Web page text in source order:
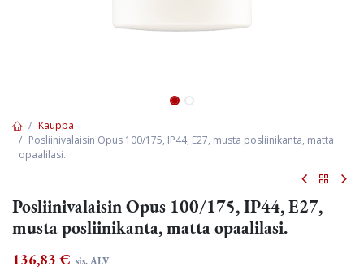
Kauppa
Posliinivalaisin Opus 100/175, IP44, E27, musta posliinikanta, matta
opaalilasi.
Posliinivalaisin Opus 100/175, IP44, E27,
musta posliinikanta, matta opaalilasi.
136,83 € sis. ALV